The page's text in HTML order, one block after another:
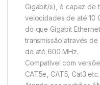
Gigabit/s), é capaz de
velocidades de até 10
do que Gigabit
transmissão através
de até 600 MHz.
Compatível com
CAT5e, CAT5, Cat3